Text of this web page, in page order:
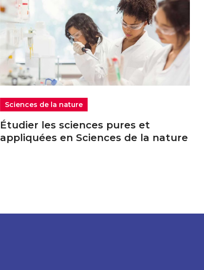
Sciences de la nature
Étudier les sciences pures et
appliquées en Sciences de la nature